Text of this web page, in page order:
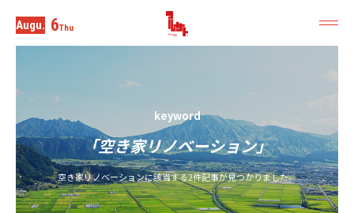
Augu. 6Thu
keyword
「空き家リノベーション」
空き家リノベーションに該当する2件記事が見つかりました。